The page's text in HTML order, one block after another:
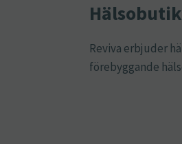
Reviva erbjuder
förebyggande